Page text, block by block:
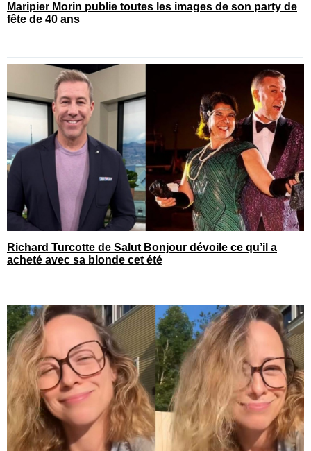
Maripier Morin publie toutes les images de son party de
fête de 40 ans
Richard Turcotte de Salut Bonjour dévoile ce qu’il a
acheté avec sa blonde cet été